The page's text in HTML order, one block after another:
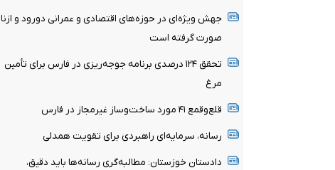
جهش ویژه‌ای در حوزه‌های اقتصادی و عمرانی دورود و ازنا
صورت گرفته است
تحقق ۱۲۴ درصدی برنامه جوجه‌ریزی در فارس برای تأمین
مرغ
قلع‌وقمع ۴۱ مورد ساخت‌وساز غیرمجاز در فارس
رسانه، سرمایه‌ای راهبردی برای تقویت همدلی
دادستان خوزستان: مطالبه‌گری رسانه‌ها باید دقیق،